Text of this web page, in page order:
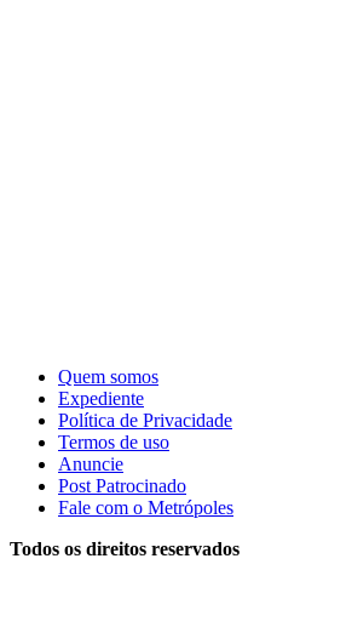
Quem somos
Expediente
Política de Privacidade
Termos de uso
Anuncie
Post Patrocinado
Fale com o Metrópoles
Todos os direitos reservados